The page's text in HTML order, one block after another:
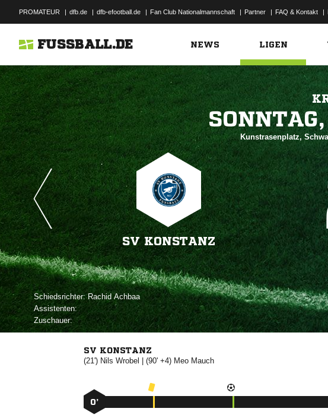
PROMATEUR | dfb.de | dfb-efootball.de | Fan Club Nationalmannschaft | Partner | FAQ & Kontakt |
FUSSBALL.DE NEWS LIGEN

Kunstrasenplatz,
SV KONSTANZ
Schiedsrichter: 
Assistenten:
Zuschauer:
SV KONSTANZ
(21')   | (90' +4) 
0’